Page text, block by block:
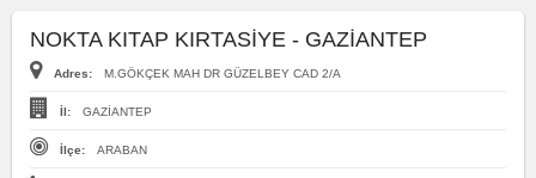
NOKTA KITAP KIRTASİYE - GAZİANTEP
Adres: M.GÖKÇEK MAH DR GÜZELBEY CAD 2/A
İl: GAZİANTEP
İlçe: ARABAN